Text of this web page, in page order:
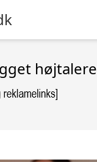
højtalere